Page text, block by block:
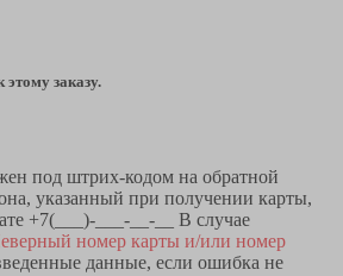
заказу.
под штрих-кодом на обратной
указанный при получении карты,
+7(___)-___-__-__ В случае
номер карты и/или номер
данные, если ошибка не